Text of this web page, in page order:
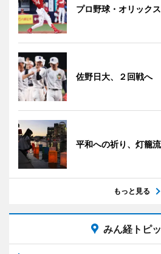
プロ野球・オリック
佐野日大、２回戦へ
平和への祈り、灯籠
もっと見る
みん経トピ